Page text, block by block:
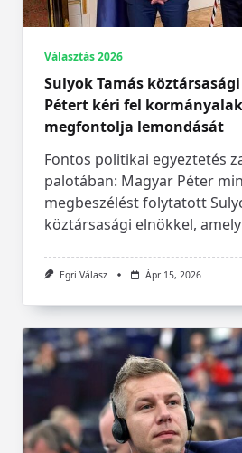
Választás 2026
Sulyok Tamás
Pétert kéri fel
megfontolja lemondását
Fontos politikai egyeztetés
palotában: Magyar Péter
megbeszélést folytatott
köztársasági elnökkel,
Egri Válasz Ápr 15, 2026